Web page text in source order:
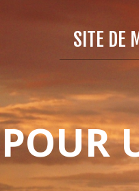
SITE DE
POUR